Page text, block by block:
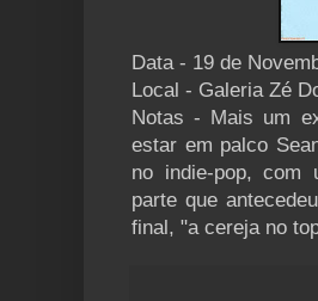
Data - 19 de
Local - Galeria Zé
Notas - Mais um
estar em palco
no indie-pop, com
parte que
final, "a cereja no